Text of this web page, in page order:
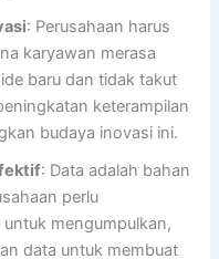
: Perusahaan harus
karyawan merasa
baru dan tidak takut
keterampilan
budaya inovasi ini.
: Data adalah bahan
perlu
mengumpulkan,
data untuk membuat